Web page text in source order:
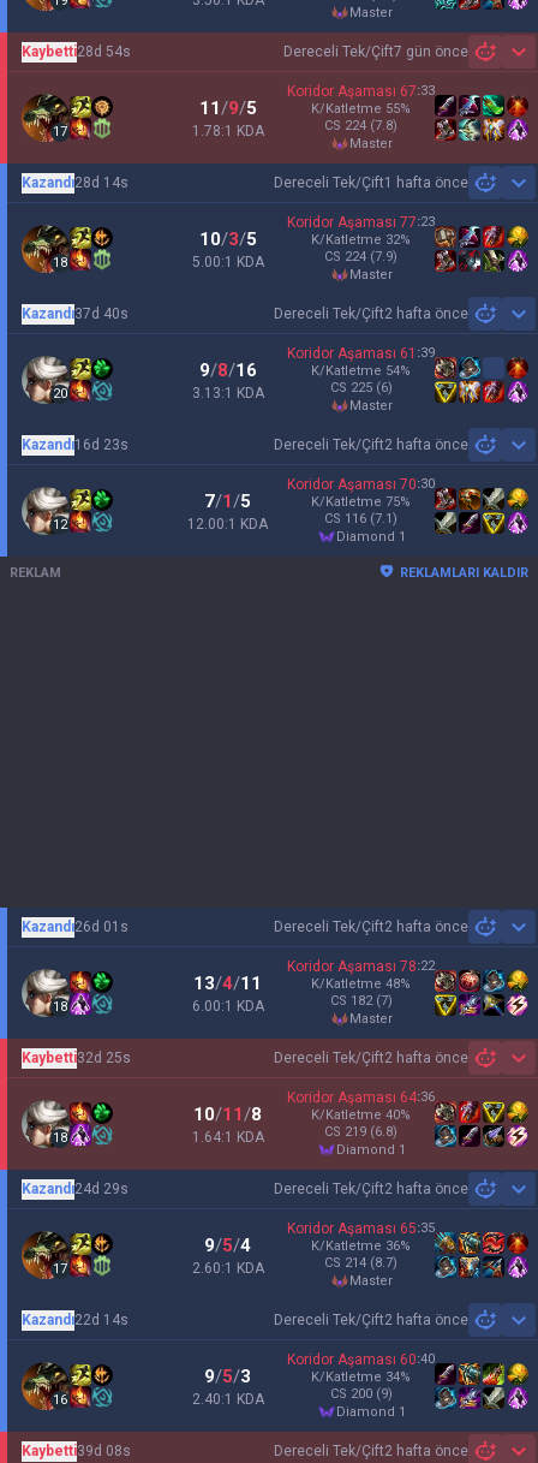
master
Dereceli Tek/Çift7 gün önce
Kaybetti28d 54s
17
11/9/5
1.78:1 KDA
Koridor Aşaması 67:33
K/Katletme 55%
CS 224 (7.8)
master
Dereceli Tek/Çift1 hafta önce
Kazandı28d 14s
18
10/3/5
5.00:1 KDA
Koridor Aşaması 77:23
K/Katletme 32%
CS 224 (7.9)
master
Dereceli Tek/Çift2 hafta önce
Kazandı37d 40s
20
9/8/16
3.13:1 KDA
Koridor Aşaması 61 :39
K/Katletme 54%
CS 225 (6)
master
Dereceli Tek/Çift2 hafta önce
Kazandı16d 23s
12
7/1/5
12.00:1 KDA
Koridor Aşaması 70:30
K/Katletme 75%
CS 116 (7.1)
diamond 1
REKLAM REKLAMLARI KALDIR
Dereceli Tek/Çift2 hafta önce
Kazandı26d 01s
18
13/4/11
6.00:1 KDA
Koridor Aşaması 78:22
K/Katletme 48%
CS 182 (7)
master
Dereceli Tek/Çift2 hafta önce
Kaybetti32d 25s
18
10/11/8
1.64:1 KDA
Koridor Aşaması 64:36
K/Katletme 40%
CS 219 (6.8)
diamond 1
Dereceli Tek/Çift2 hafta önce
Kazandı24d 29s
17
9/5/4
2.60:1 KDA
Koridor Aşaması 65:35
K/Katletme 36%
CS 214 (8.7)
master
Dereceli Tek/Çift2 hafta önce
Kazandı22d 14s
16
9/5/3
2.40:1 KDA
Koridor Aşaması 60:40
K/Katletme 34%
CS 200 (9)
diamond 1
Dereceli Tek/Çift2 hafta önce
Kaybetti39d 08s